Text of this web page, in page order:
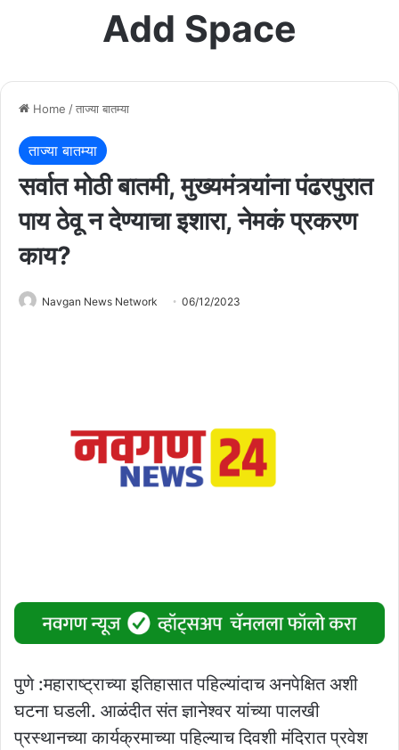
Add Space
Home /ताज्या बातम्या
ताज्या बातम्या
सर्वात मोठी बातमी, मुख्यमंत्र्यांना पंढरपुरात
पाय ठेवू न देण्याचा इशारा, नेमकं प्रकरण
काय?
Navgan News Network 06/12/2023
पुणे :महाराष्ट्राच्या इतिहासात पहिल्यांदाच अनपेक्षित अशी
घटना घडली. आळंदीत संत ज्ञानेश्वर यांच्या पालखी
प्रस्थानच्या कार्यक्रमाच्या पहिल्याच दिवशी मंदिरात प्रवेश